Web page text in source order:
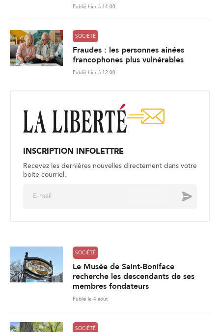
Publié hier à 14:00
SOCIÉTÉ
Fraudes : les personnes ainées
francophones plus vulnérables
Publié hier à 12:00
INSCRIPTION INFOLETTRE
Recevez les dernières nouvelles directement dans votre
boite courriel.
Envoyer
SOCIÉTÉ
Le Musée de Saint-Boniface
recherche les descendants de ses
membres fondateurs
Publié le 4 août
SOCIÉTÉ